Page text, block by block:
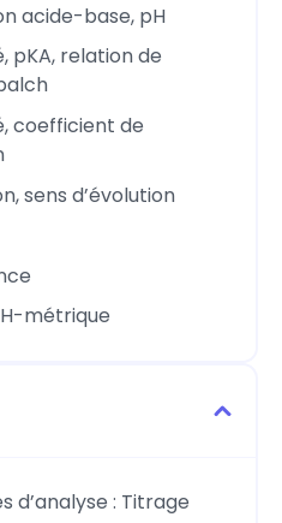
acide-base, pH
pKA, relation de
coefficient de
sens d’évolution
métrique
d’analyse : Titrage